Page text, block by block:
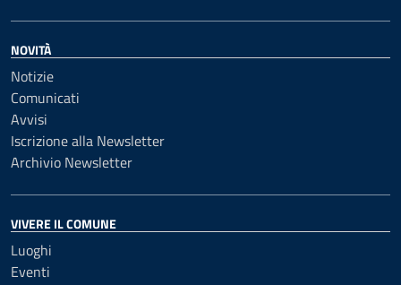
NOVITÀ
Notizie
Comunicati
Avvisi
Iscrizione alla Newsletter
Archivio Newsletter
VIVERE IL COMUNE
Luoghi
Eventi